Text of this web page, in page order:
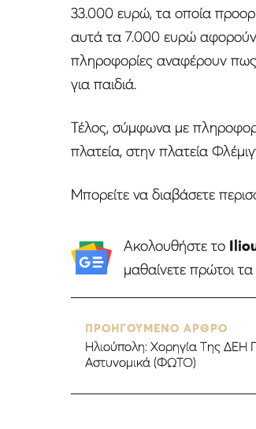
33.000 ευρώ, τα οποία
αυτά τα 7.000 ευρώ αφορούν
πληροφορίες αναφέρουν πως
για παιδιά.
Τέλος, σύμφωνα με
πλατεία, στην πλατεία
Mπορείτε να διαβάσετε
Ακολουθήστε το
μαθαίνετε πρώτοι
ΠΡΟΗΓΟΥΜΕΝΟ ΑΡΘΡΟ
Ηλιούπολη: Χορηγία Της ΔΕΗ
Αστυνομικά (ΦΩΤΟ)